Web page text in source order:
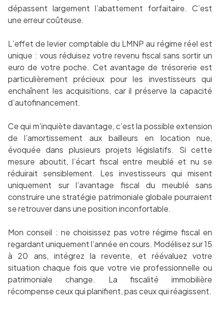
dépassent largement l’abattement forfaitaire. C’est
une erreur coûteuse.
L’effet de levier comptable du LMNP au régime réel est
unique : vous réduisez votre revenu fiscal sans sortir un
euro de votre poche. Cet avantage de trésorerie est
particulièrement précieux pour les investisseurs qui
enchaînent les acquisitions, car il préserve la capacité
d’autofinancement.
Ce qui m’inquiète davantage, c’est la possible extension
de l’amortissement aux bailleurs en location nue,
évoquée dans plusieurs projets législatifs. Si cette
mesure aboutit, l’écart fiscal entre meublé et nu se
réduirait sensiblement. Les investisseurs qui misent
uniquement sur l’avantage fiscal du meublé sans
construire une stratégie patrimoniale globale pourraient
se retrouver dans une position inconfortable.
Mon conseil : ne choisissez pas votre régime fiscal en
regardant uniquement l’année en cours. Modélisez sur 15
à 20 ans, intégrez la revente, et réévaluez votre
situation chaque fois que votre vie professionnelle ou
patrimoniale change. La fiscalité immobilière
récompense ceux qui planifient, pas ceux qui réagissent.